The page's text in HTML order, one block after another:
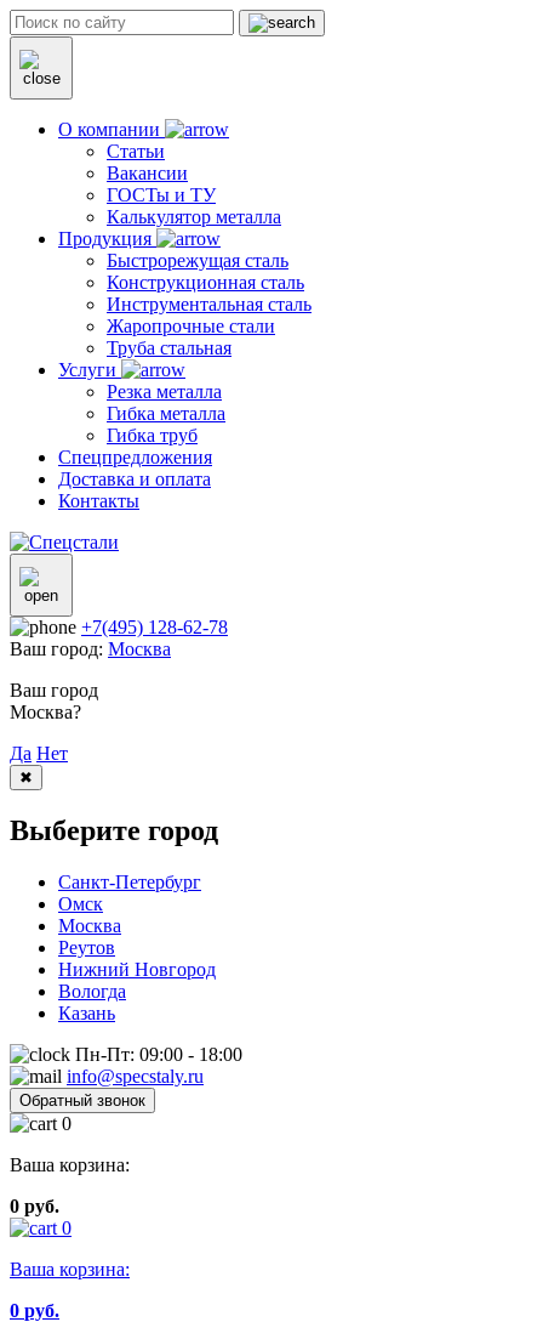
О компании
Статьи
Вакансии
ГОСТы и ТУ
Калькулятор металла
Продукция
Быстрорежущая сталь
Конструкционная сталь
Инструментальная сталь
Жаропрочные стали
Труба стальная
Услуги
Резка металла
Гибка металла
Гибка труб
Спецпредложения
Доставка и оплата
Контакты
+7(495) 128-62-78
Ваш город: Москва
Ваш город
Москва?
Да Нет
✖
Выберите город
Санкт-Петербург
Омск
Москва
Реутов
Нижний Новгород
Вологда
Казань
Пн-Пт: 09:00 - 18:00
info@specstaly.ru
Обратный звонок
0
Ваша корзина:
0 руб.
0
Ваша корзина:
0 руб.